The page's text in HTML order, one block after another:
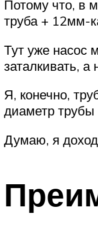
Потому что, в
труба + 12мм-
Тут уже насос
заталкивать, а
Я, конечно,
диаметр трубы
Думаю, я